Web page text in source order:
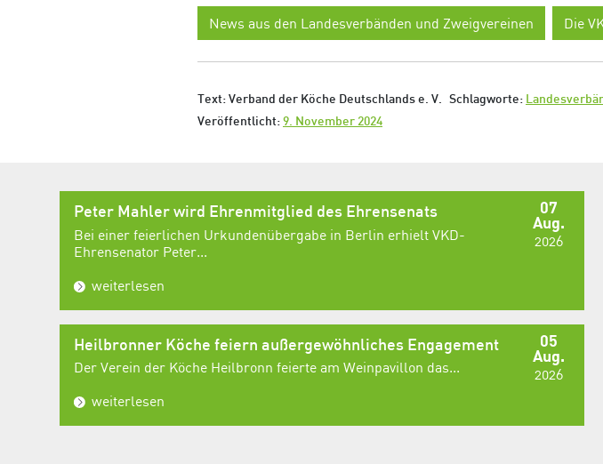
News aus den Landesverbänden und Zweigvereinen Die
Text: Verband der Köche Deutschlands e. V. Schlagworte:
Veröffentlicht: 9. November 2024
07
Aug.
2026
Peter Mahler wird Ehrenmitglied des Ehrensenats
Bei einer feierlichen Urkundenübergabe in Berlin erhielt VKD-
Ehrensenator Peter...
weiterlesen
05
Aug.
2026
Heilbronner Köche feiern außergewöhnliches Engagement
Der Verein der Köche Heilbronn feierte am Weinpavillon das...
weiterlesen